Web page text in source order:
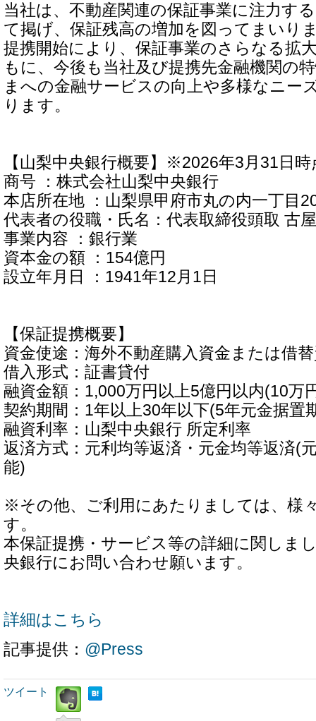
当社は、不動産関連の保証事業に注力す
て掲げ、保証残高の増加を図ってまいり
提携開始により、保証事業のさらなる拡
もに、今後も当社及び提携先金融機関の
まへの金融サービスの向上や多様なニー
ります。
【山梨中央銀行概要】※2026年3月31日時
商号 ：株式会社山梨中央銀行
本店所在地 ：山梨県甲府市丸の内一丁目
代表者の役職・氏名：代表取締役頭取 古
事業内容 ：銀行業
資本金の額 ：154億円
設立年月日 ：1941年12月1日
【保証提携概要】
資金使途：海外不動産購入資金または借
借入形式：証書貸付
融資金額：1,000万円以上5億円以内(10
契約期間：1年以上30年以下(5年元金据置
融資利率：山梨中央銀行 所定利率
返済方式：元利均等返済・元金均等返済(
能)
※その他、ご利用にあたりましては、様
す。
本保証提携・サービス等の詳細に関しま
央銀行にお問い合わせ願います。
詳細はこちら
記事提供： @Press
ツイート